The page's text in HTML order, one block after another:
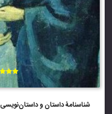
شناسنامۀ داستان و داستان‌نویسی
4.00
از 5